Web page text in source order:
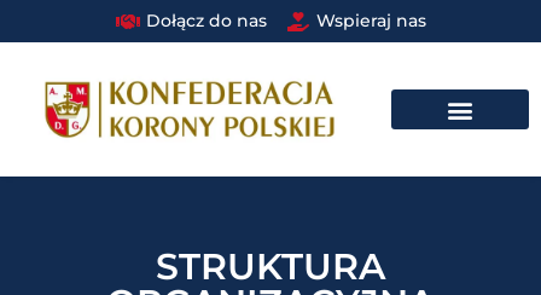
Dołącz do nas Wspieraj nas
STRUKTURA